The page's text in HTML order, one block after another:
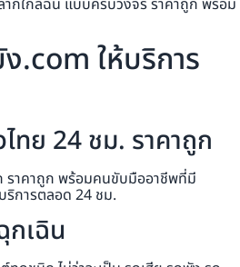
ากใกล้ฉัน แบบครบวงจร ราคาถูก พร้อม
.com ให้บริการ
ทย 24 ชม. ราคาถูก
ราคาถูก พร้อมคนขับมืออาชีพที่มี
ริการตลอด 24 ชม.
กเฉิน